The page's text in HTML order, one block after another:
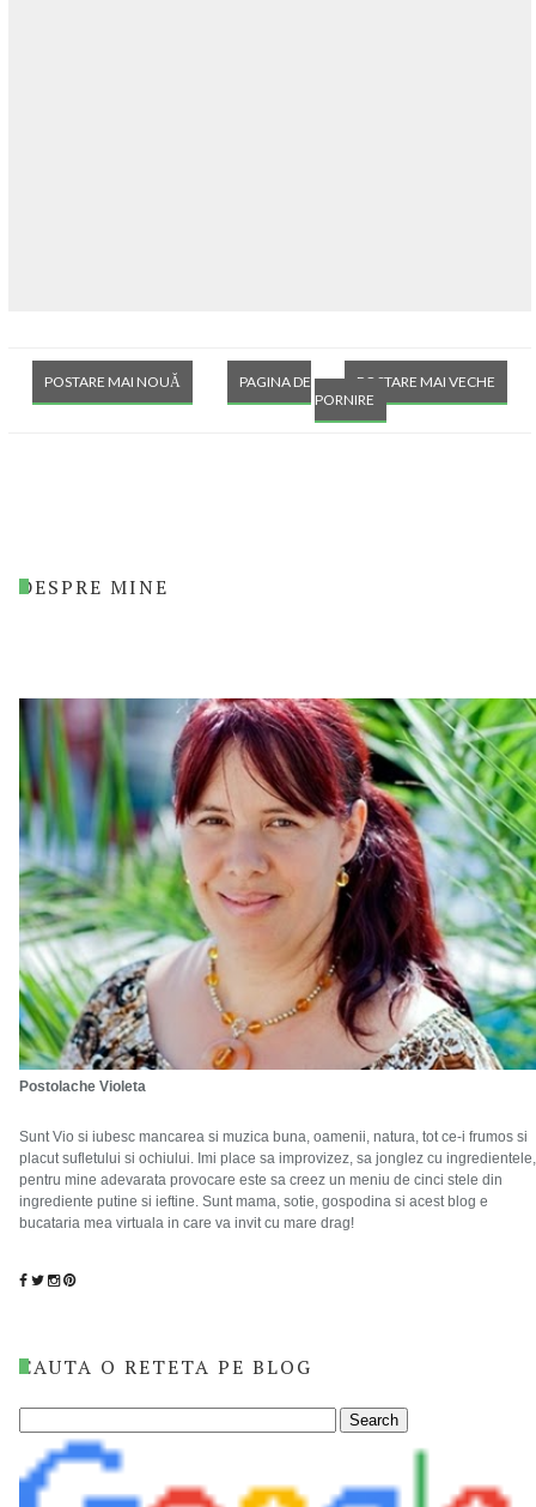
POSTARE MAI NOUĂ POSTARE MAI VECHE
PAGINA DE
PORNIRE
DESPRE MINE
Postolache Violeta
Sunt Vio si iubesc mancarea si muzica buna, oamenii, natura, tot ce-i frumos si
placut sufletului si ochiului. Imi place sa improvizez, sa jonglez cu ingredientele,
pentru mine adevarata provocare este sa creez un meniu de cinci stele din
ingrediente putine si ieftine. Sunt mama, sotie, gospodina si acest blog e
bucataria mea virtuala in care va invit cu mare drag!
CAUTA O RETETA PE BLOG